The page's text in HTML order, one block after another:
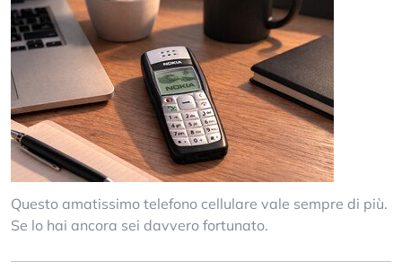
Questo amatissimo telefono cellulare vale sempre di più.
Se lo hai ancora sei davvero fortunato.